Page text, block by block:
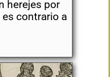
herejes por
contrario a